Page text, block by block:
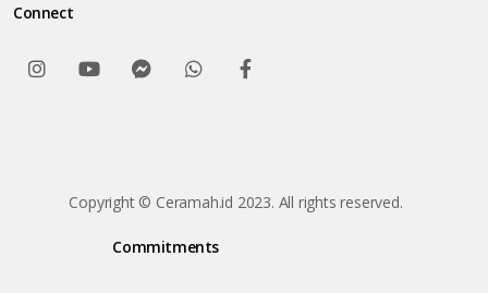
Connect
Copyright © Ceramah.id 2023. All rights reserved.
Commitments